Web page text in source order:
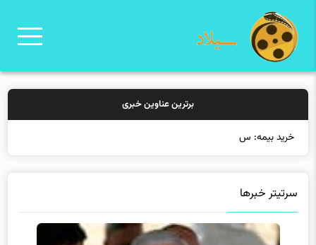
برترین عناوین خبری
خرید بیمه: سنتی یا آنلاین؟
سرتیتر خبرها